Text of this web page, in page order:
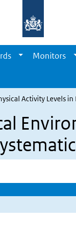
Monitors
Activity Levels in